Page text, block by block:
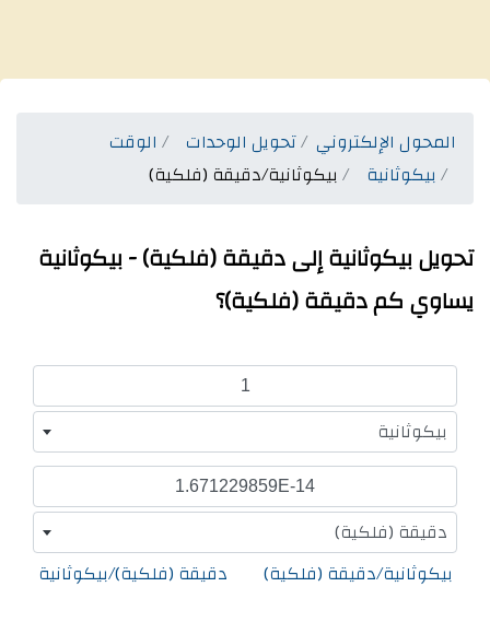
المحول الإلكتروني تحويل الوحدات
الوقت
بيكوثانية
بيكوثانية/دقيقة (فلكية)
تحويل بيكوثانية إلى دقيقة (فلكية) - بيكوثانية
يساوي كم دقيقة (فلكية)؟
بيكوثانية
دقيقة (فلكية)
بيكوثانية/دقيقة (فلكية)
دقيقة (فلكية)/بيكوثانية